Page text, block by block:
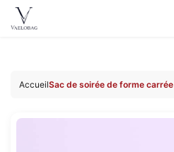
principal
Vaelobag
AccueilSac de soirée de forme carrée